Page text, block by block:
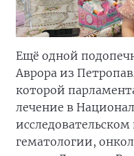
Ещё одной
Аврора из
которой
лечение в
гематологии,